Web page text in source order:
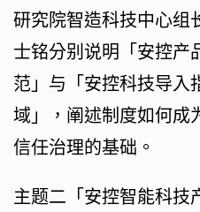
研究院智造科技中心组
士铭分别说明「安控产
范」与「安控科技导
域」，阐述制度如何成
信任治理的基础。
主题二「安控智能科技